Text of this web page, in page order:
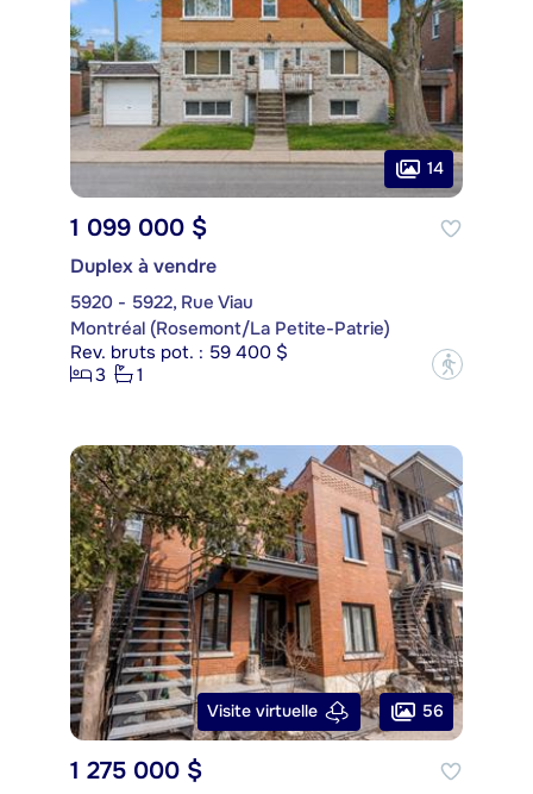
14
1 099 000 $
Duplex à vendre
5920 - 5922, Rue Viau
Montréal (Rosemont/La Petite-Patrie)
Rev. bruts pot. : 59 400 $
3
1 ?
Visite virtuelle 56
1 275 000 $